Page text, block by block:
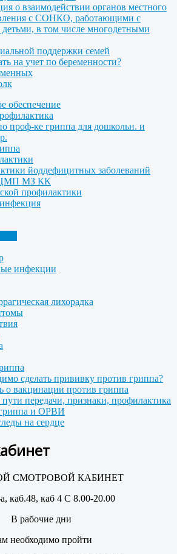
о взаимодействии органов местного
с СОНКО, работающими с
детьми, в том числе многодетными
поддержки семей
на учет по беременности?
обеспечение
проф-ке гриппа для дошкольн. и
йоддефицитных заболеваний
ЦМП МЗ КК
профилактики
инфекции
лихорадка
сделать прививку против гриппа?
о вакцинации против гриппа
передачи, признаки, профилактика
и ОРВИ
на сердце
СМОТРОВОЙ КАБИНЕТ
каб.48, каб 4 С 8.00-20.00
В рабочие дни
необходимо пройти